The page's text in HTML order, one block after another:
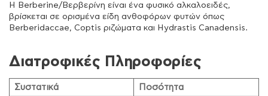
Η Berberine/Βερβερίνη είναι ένα φυσικό αλκαλοειδές,
βρίσκεται σε ορισμένα είδη ανθοφόρων φυτών όπως
Berberidaccae, Coptis ριζώματα και Hydrastis Canadensis.
Διατροφικές Πληροφορίες
Συστατικά
Ποσότητα